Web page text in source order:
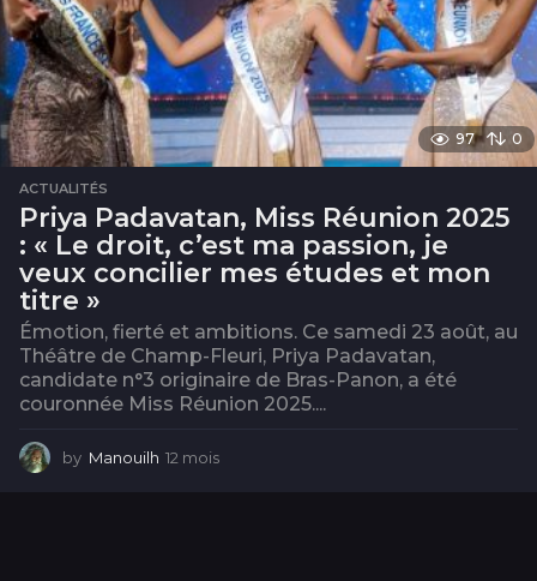
97 0
ACTUALITÉS
Priya Padavatan, Miss Réunion 2025
: « Le droit, c’est ma passion, je
veux concilier mes études et mon
titre »
Émotion, fierté et ambitions. Ce samedi 23 août, au
Théâtre de Champ-Fleuri, Priya Padavatan,
candidate n°3 originaire de Bras-Panon, a été
couronnée Miss Réunion 2025....
by Manouilh 12 mois